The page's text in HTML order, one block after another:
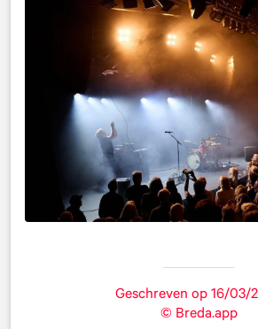
Geschreven op 16/03/
© Breda.app